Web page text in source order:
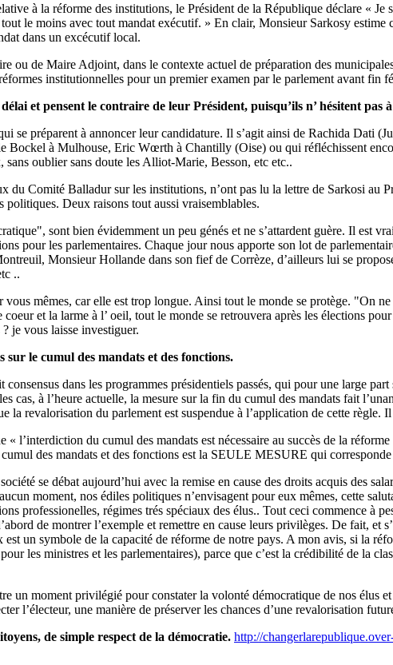
à la réforme des institutions, le Président de la République déclare «
le moins avec tout mandat exécutif. » En clair, Monsieur Sarkosy
dans un excécutif local.
ou de Maire Adjoint, dans le contexte actuel de préparation des
institutionnelles pour un premier examen par le parlement avant fin
et pensent le contraire de leur Président, puisqu’ils n’ hésitent
se préparent à annoncer leur candidature. Il s’agit ainsi de Rachida Dati
Bockel à Mulhouse, Eric Wœrth à Chantilly (Oise) ou qui réfléchissent
oublier sans doute les Alliot-Marie, Besson, etc etc..
du Comité Balladur sur les institutions, n’ont pas lu la lettre de Sarkosi au
politiques. Deux raisons tout aussi vraisemblables.
sont bien évidemment un peu génés et ne s’attardent guère. Il est
pour les parlementaires. Chaque jour nous apporte son lot de
Monsieur Hollande dans son fief de Corrèze, d’ailleurs lui se
..
vous mêmes, car elle est trop longue. Ainsi tout le monde se protège. "On
et la larme à l’ oeil, tout le monde se retrouvera après les élections
je vous laisse investiguer.
le cumul des mandats et des fonctions.
consensus dans les programmes présidentiels passés, qui pour une large
cas, à l’heure actuelle, la mesure sur la fin du cumul des mandats fait
la revalorisation du parlement est suspendue à l’application de cette règle.
l’interdiction du cumul des mandats est nécessaire au succès de la
des mandats et des fonctions est la SEULE MESURE qui
se débat aujourd’hui avec la remise en cause des droits acquis des
moment, nos édiles politiques n’envisagent pour eux mêmes, cette
professionelles, régimes trés spéciaux des élus.. Tout ceci commence à
de montrer l’exemple et remettre en cause leurs privilèges. De fait, et
un symbole de la capacité de réforme de notre pays. A mon avis, si la
les ministres et les parlementaires), parce que c’est la crédibilité de la
un moment privilégié pour constater la volonté démocratique de nos élus
l’électeur, une manière de préserver les chances d’une revalorisation
de simple respect de la démocratie. http://